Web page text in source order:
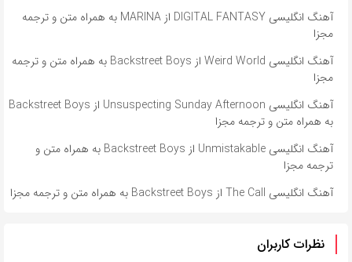
آهنگ انگلیسی DIGITAL FANTASY از MARINA به همراه متن و ترجمه
مجزا
آهنگ انگلیسی Weird World از Backstreet Boys به همراه متن و ترجمه
مجزا
آهنگ انگلیسی Unsuspecting Sunday Afternoon از Backstreet Boys
به همراه متن و ترجمه مجزا
آهنگ انگلیسی Unmistakable از Backstreet Boys به همراه متن و
ترجمه مجزا
آهنگ انگلیسی The Call از Backstreet Boys به همراه متن و ترجمه مجزا
نظرات کاربران